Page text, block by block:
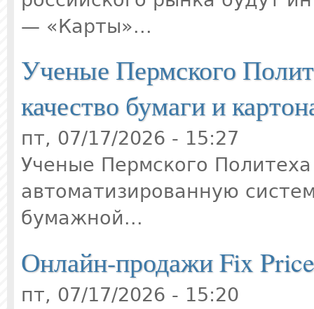
— «Карты»...
Ученые Пермского
качество бумаги и
пт, 07/17/2026 - 15:27
Ученые Пермского
автоматизированную
бумажной...
Онлайн-продажи Fix
пт, 07/17/2026 - 15:20